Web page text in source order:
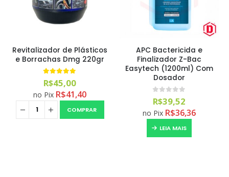
Revitalizador de Plásticos
e Borrachas Dmg 220gr
5.00out of 5
R$45,00
no Pix R$41,40
COMPRAR
APC Bactericida e
Finalizador Z-Bac
Easytech (1200ml) Com
Dosador
0 out of 5
R$39,52
no Pix R$36,36
LEIA MAIS